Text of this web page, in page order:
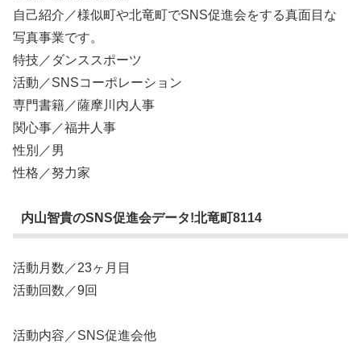
自己紹介／様似町や北竜町でSNS促進会をする真面目な
写真事業です。
特技／ダンススポーツ
活動／SNSコーポレーション
専門書籍／薩摩川内人事
関心事／福井人事
性別／男
性格／努力家
内山智貴のSNS促進会データ!北竜町8114
活動月数／23ヶ月目
活動回数／9回
活動内容／SNS促進会他